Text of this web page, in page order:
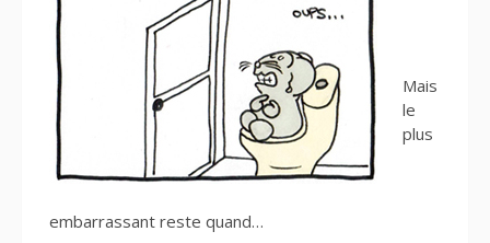
Mais
le
plus
embarrassant reste quand…